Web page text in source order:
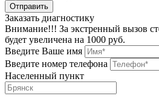
Заказать диагностику
Внимание!!! За экстренный вызов
будет увеличена на 1000 руб.
Введите Ваше имя
Введите номер телефона
Населенный пункт